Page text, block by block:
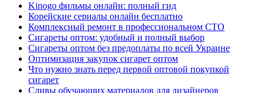
Kinogo фильмы онлайн: полный гид
Корейские сериалы онлайн бесплатно
Комплексный ремонт в профессиональном СТО
Сигареты оптом: удобный и полный выбор
Сигареты оптом без предоплаты по всей Украине
Оптимизация закупок сигарет оптом
Что нужно знать перед первой оптовой покупкой
сигарет
Сливы обучающих материалов для дизайнеров